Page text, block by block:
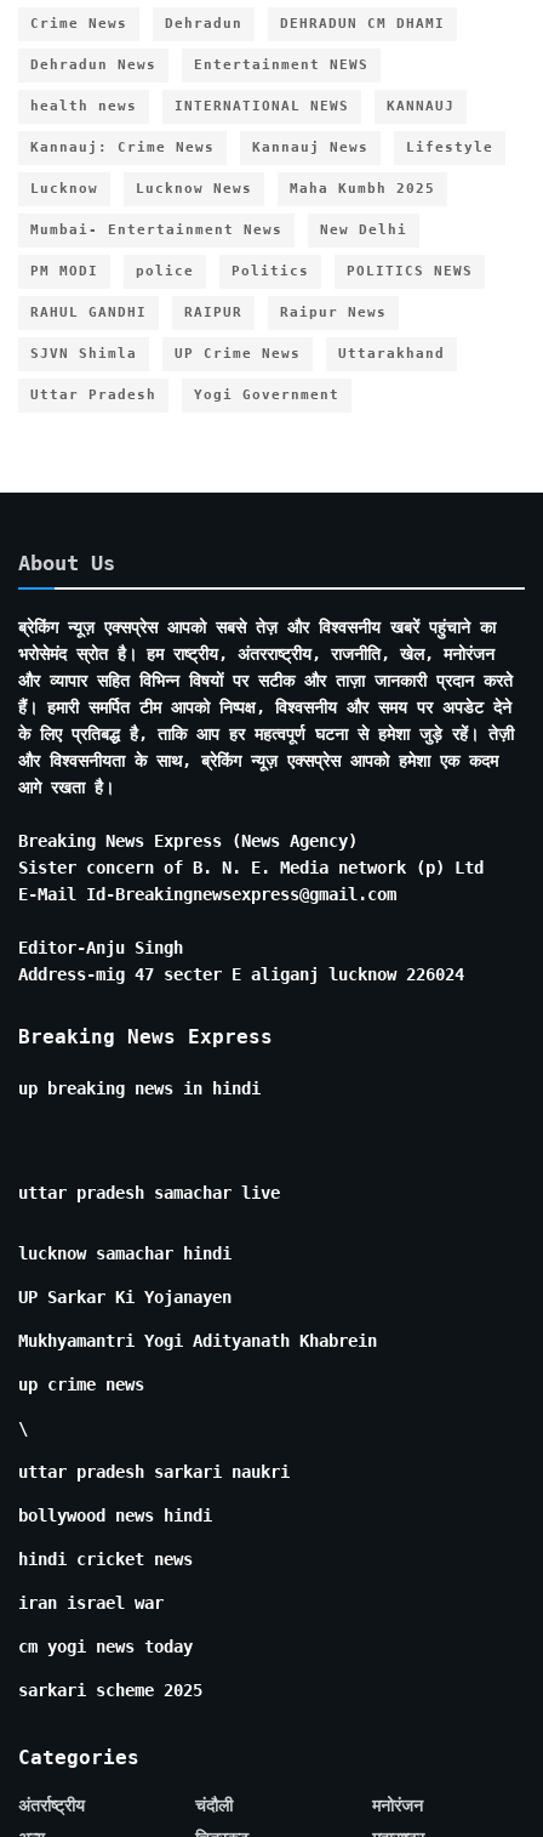
Crime News Dehradun DEHRADUN CM DHAMI
Dehradun News Entertainment NEWS
health news INTERNATIONAL NEWS KANNAUJ
Kannauj: Crime News Kannauj News Lifestyle
Lucknow Lucknow News Maha Kumbh 2025
Mumbai- Entertainment News New Delhi
PM MODI police Politics POLITICS NEWS
RAHUL GANDHI RAIPUR Raipur News
SJVN Shimla UP Crime News Uttarakhand
Uttar Pradesh Yogi Government
About Us
ब्रेकिंग न्यूज़ एक्सप्रेस आपको सबसे तेज़ और विश्वसनीय खबरें पहुंचाने का
भरोसेमंद स्रोत है। हम राष्ट्रीय, अंतरराष्ट्रीय, राजनीति, खेल, मनोरंजन
और व्यापार सहित विभिन्न विषयों पर सटीक और ताज़ा जानकारी प्रदान करते
हैं। हमारी समर्पित टीम आपको निष्पक्ष, विश्वसनीय और समय पर अपडेट देने
के लिए प्रतिबद्ध है, ताकि आप हर महत्वपूर्ण घटना से हमेशा जुड़े रहें। तेज़ी
और विश्वसनीयता के साथ, ब्रेकिंग न्यूज़ एक्सप्रेस आपको हमेशा एक कदम
आगे रखता है।
Breaking News Express (News Agency)
Sister concern of B. N. E. Media network (p) Ltd
E-Mail Id-Breakingnewsexpress@gmail.com
Editor-Anju Singh
Address-mig 47 secter E aliganj lucknow 226024
Breaking News Express
up breaking news in hindi
uttar pradesh samachar live
lucknow samachar hindi
UP Sarkar Ki Yojanayen
Mukhyamantri Yogi Adityanath Khabrein
up crime news
\
uttar pradesh sarkari naukri
bollywood news hindi
hindi cricket news
iran israel war
cm yogi news today
sarkari scheme 2025
Categories
अंतर्राष्ट्रीय
चंदौली
मनोरंजन